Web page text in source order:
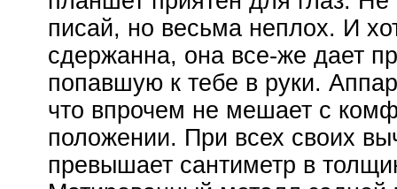
писай, но весьма неплох. И
сдержанна, она все-же дает
попавшую к тебе в руки.
что впрочем не мешает с
положении. При всех своих
превышает сантиметр в